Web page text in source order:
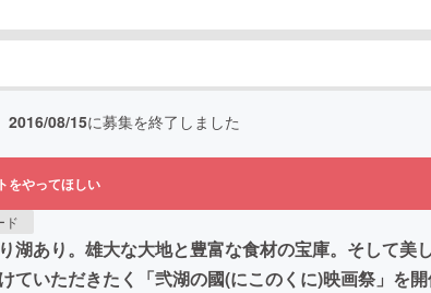
2016/08/15に募集を終了しました
をやってほしい
ド
あり。雄大な大地と豊富な食材の宝庫。そして美
いただきたく「弐湖の國(にこのくに)映画祭」を開